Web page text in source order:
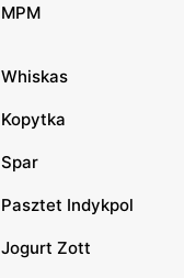
MPM
Whiskas
Kopytka
Spar
Pasztet Indykpol
Jogurt Zott